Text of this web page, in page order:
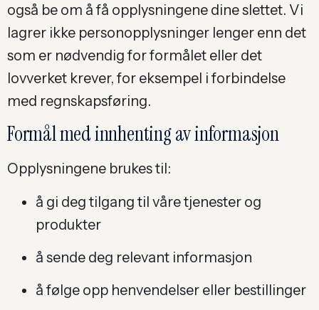
også be om å få opplysningene dine slettet. Vi
lagrer ikke personopplysninger lenger enn det
som er nødvendig for formålet eller det
lovverket krever, for eksempel i forbindelse
med regnskapsføring.
Formål med innhenting av informasjon
Opplysningene brukes til:
å gi deg tilgang til våre tjenester og
produkter
å sende deg relevant informasjon
å følge opp henvendelser eller bestillinger